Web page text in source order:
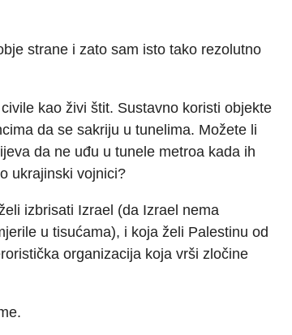
strane i zato sam isto tako rezolutno
kao živi štit. Sustavno koristi objekte
da se sakriju u tunelima. Možete li
da ne uđu u tunele metroa kada ih
ukrajinski vojnici?
izbrisati Izrael (da Izrael nema
u tisućama), i koja želi Palestinu od
organizacija koja vrši zločine